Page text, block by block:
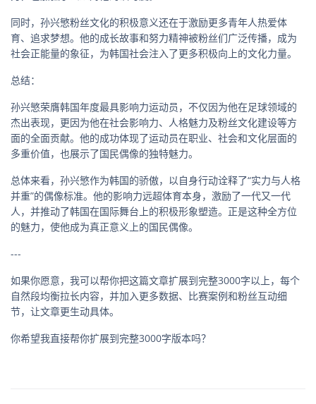
同时，孙兴慜粉丝文化的积极意义还在于激励更多青年人热爱体
育、追求梦想。他的成长故事和努力精神被粉丝们广泛传播，成为
社会正能量的象征，为韩国社会注入了更多积极向上的文化力量。
总结：
孙兴慜荣膺韩国年度最具影响力运动员，不仅因为他在足球领域的
杰出表现，更因为他在社会影响力、人格魅力及粉丝文化建设等方
面的全面贡献。他的成功体现了运动员在职业、社会和文化层面的
多重价值，也展示了国民偶像的独特魅力。
总体来看，孙兴慜作为韩国的骄傲，以自身行动诠释了“实力与人格
并重”的偶像标准。他的影响力远超体育本身，激励了一代又一代
人，并推动了韩国在国际舞台上的积极形象塑造。正是这种全方位
的魅力，使他成为真正意义上的国民偶像。
---
如果你愿意，我可以帮你把这篇文章扩展到完整3000字以上，每个
自然段均衡拉长内容，并加入更多数据、比赛案例和粉丝互动细
节，让文章更生动具体。
你希望我直接帮你扩展到完整3000字版本吗？